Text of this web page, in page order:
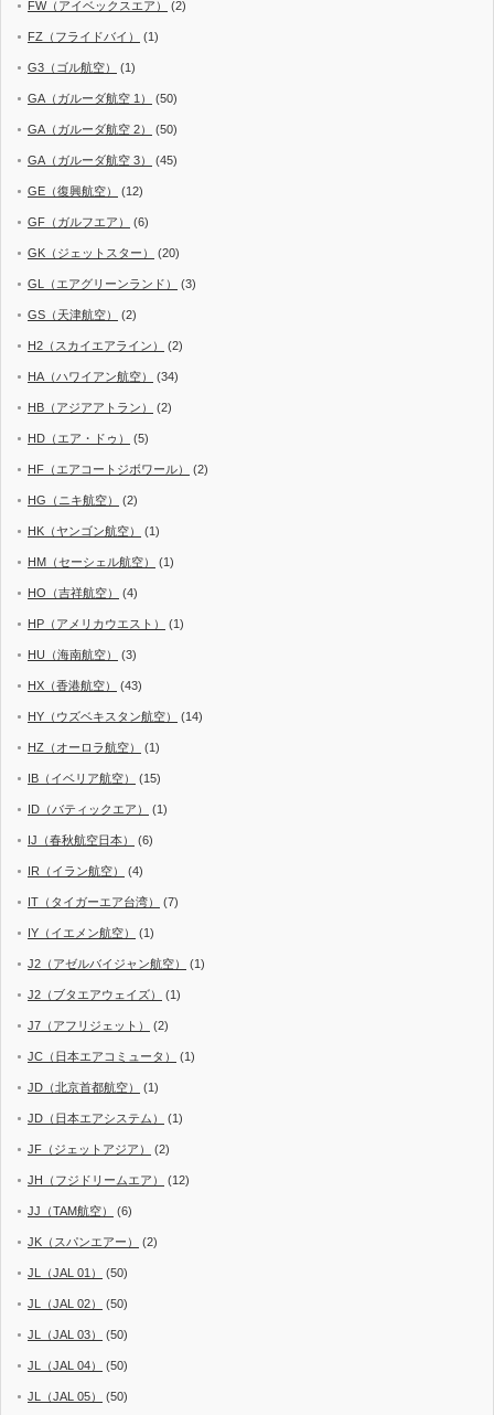
FW（アイベックスエア） (2)
FZ（フライドバイ） (1)
G3（ゴル航空） (1)
GA（ガルーダ航空 1） (50)
GA（ガルーダ航空 2） (50)
GA（ガルーダ航空 3） (45)
GE（復興航空） (12)
GF（ガルフエア） (6)
GK（ジェットスター） (20)
GL（エアグリーンランド） (3)
GS（天津航空） (2)
H2（スカイエアライン） (2)
HA（ハワイアン航空） (34)
HB（アジアアトラン） (2)
HD（エア・ドゥ） (5)
HF（エアコートジボワール） (2)
HG（ニキ航空） (2)
HK（ヤンゴン航空） (1)
HM（セーシェル航空） (1)
HO（吉祥航空） (4)
HP（アメリカウエスト） (1)
HU（海南航空） (3)
HX（香港航空） (43)
HY（ウズベキスタン航空） (14)
HZ（オーロラ航空） (1)
IB（イベリア航空） (15)
ID（バティックエア） (1)
IJ（春秋航空日本） (6)
IR（イラン航空） (4)
IT（タイガーエア台湾） (7)
IY（イエメン航空） (1)
J2（アゼルバイジャン航空） (1)
J2（ブタエアウェイズ） (1)
J7（アフリジェット） (2)
JC（日本エアコミュータ） (1)
JD（北京首都航空） (1)
JD（日本エアシステム） (1)
JF（ジェットアジア） (2)
JH（フジドリームエア） (12)
JJ（TAM航空） (6)
JK（スパンエアー） (2)
JL（JAL 01） (50)
JL（JAL 02） (50)
JL（JAL 03） (50)
JL（JAL 04） (50)
JL（JAL 05） (50)